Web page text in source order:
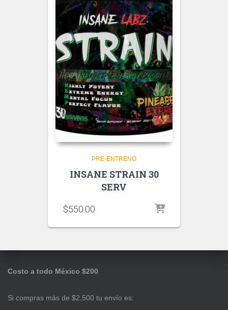
PRE-ENTRENO
INSANE STRAIN 30
SERV
$550.00
Costo a todo México $200
Si compras más de $2,500 tu envío es: